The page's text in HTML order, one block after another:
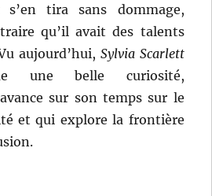
s’en tira sans dommage,
qu’il avait des talents
aujourd’hui, Sylvia Scarlett
une belle curiosité,
sur son temps sur le
et qui explore la frontière